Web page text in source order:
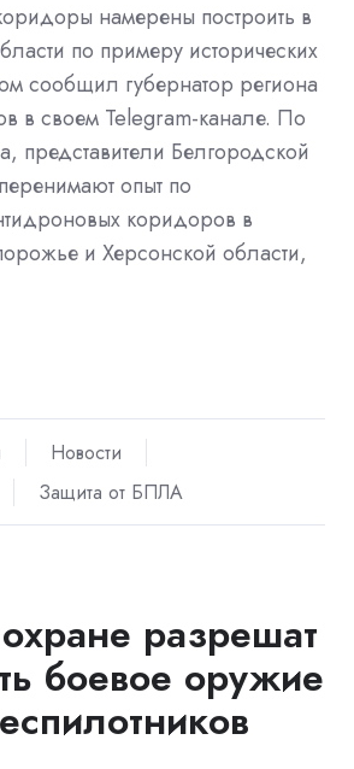
намерены построить в
по примеру исторических
сообщил губернатор региона
в своем Telegram-канале. По
представители Белгородской
опыт по
коридоров в
и Херсонской области,
Новости
Защита от БПЛА
разрешат
боевое оружие